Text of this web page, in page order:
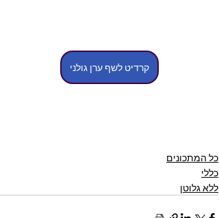
קרדיט לשף ערן גולני
כל המתכונים
כללי
ללא גלוטן